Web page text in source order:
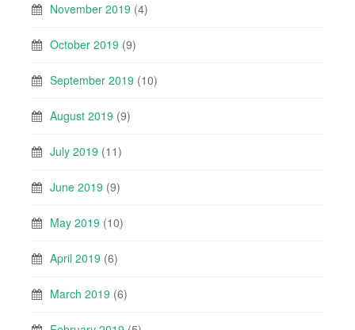
November 2019 (4)
October 2019 (9)
September 2019 (10)
August 2019 (9)
July 2019 (11)
June 2019 (9)
May 2019 (10)
April 2019 (6)
March 2019 (6)